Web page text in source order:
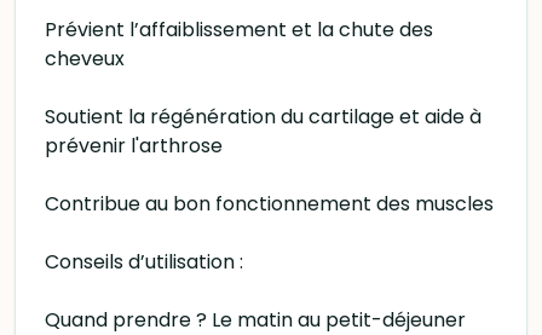
Prévient l’affaiblissement et la chute des
cheveux
Soutient la régénération du cartilage et aide à
prévenir l'arthrose
Contribue au bon fonctionnement des muscles
Conseils d’utilisation :
Quand prendre ? Le matin au petit-déjeuner